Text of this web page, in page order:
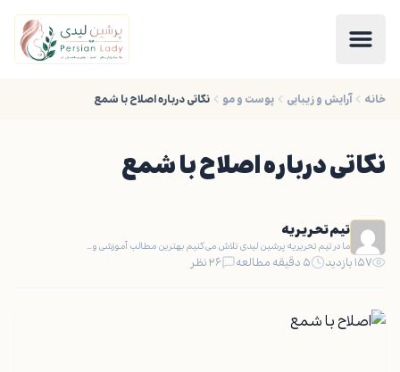
خانه آرایش و زیبایی پوست و مو نکاتی درباره اصلاح با شمع
نکاتی درباره اصلاح با شمع
تیم تحریریه
ما در تیم تحریریه پرشین لیدی تلاش می‌کنیم بهترین مطالب آموزشی و…
۱۵۷ بازدید ۵ دقیقه مطالعه ۲۶ نظر